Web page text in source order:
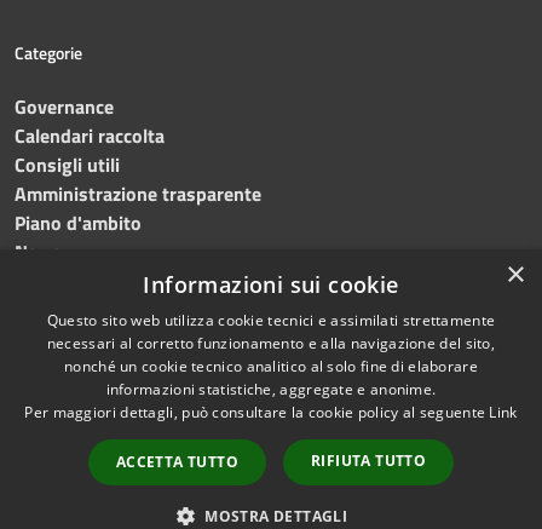
Categorie
Governance
Calendari raccolta
Consigli utili
Amministrazione trasparente
Piano d'ambito
News
Accessibilità
Copyright © 2023 •
Trapani provincia nord•
Powered
byMunicipium•Redazione
×
Informazioni sui cookie
Questo sito web utilizza cookie tecnici e assimilati strettamente
necessari al corretto funzionamento e alla navigazione del sito,
nonché un cookie tecnico analitico al solo fine di elaborare
informazioni statistiche, aggregate e anonime.
Per maggiori dettagli, può consultare la cookie policy al seguente Link
ACCETTA TUTTO RIFIUTA TUTTO
MOSTRA DETTAGLI